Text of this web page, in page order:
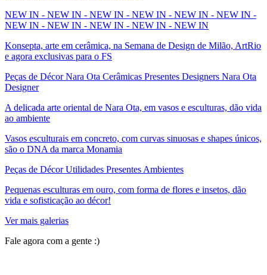
NEW IN - NEW IN - NEW IN - NEW IN - NEW IN - NEW IN -
NEW IN - NEW IN - NEW IN - NEW IN - NEW IN
Konsepta, arte em cerâmica, na Semana de Design de Milão, ArtRio
e agora exclusivas para o FS
Peças de Décor Nara Ota Cerâmicas Presentes Designers Nara Ota
Designer
A delicada arte oriental de Nara Ota, em vasos e esculturas, dão vida
ao ambiente
Vasos esculturais em concreto, com curvas sinuosas e shapes únicos,
são o DNA da marca Monamia
Peças de Décor Utilidades Presentes Ambientes
Pequenas esculturas em ouro, com forma de flores e insetos, dão
vida e sofisticação ao décor!
Ver mais galerias
Fale agora com a gente :)